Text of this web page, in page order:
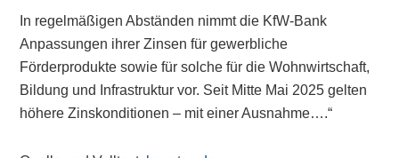
In regelmäßigen Abständen nimmt die KfW-Bank
Anpassungen ihrer Zinsen für gewerbliche
Förderprodukte sowie für solche für die Wohnwirtschaft,
Bildung und Infrastruktur vor. Seit Mitte Mai 2025 gelten
höhere Zinskonditionen – mit einer Ausnahme….“